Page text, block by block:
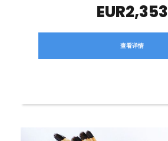
EUR2,353
查看详情